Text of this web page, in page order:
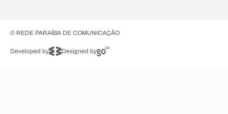
© REDE PARAÍBA DE COMUNICAÇÃO
Developed by Designed by